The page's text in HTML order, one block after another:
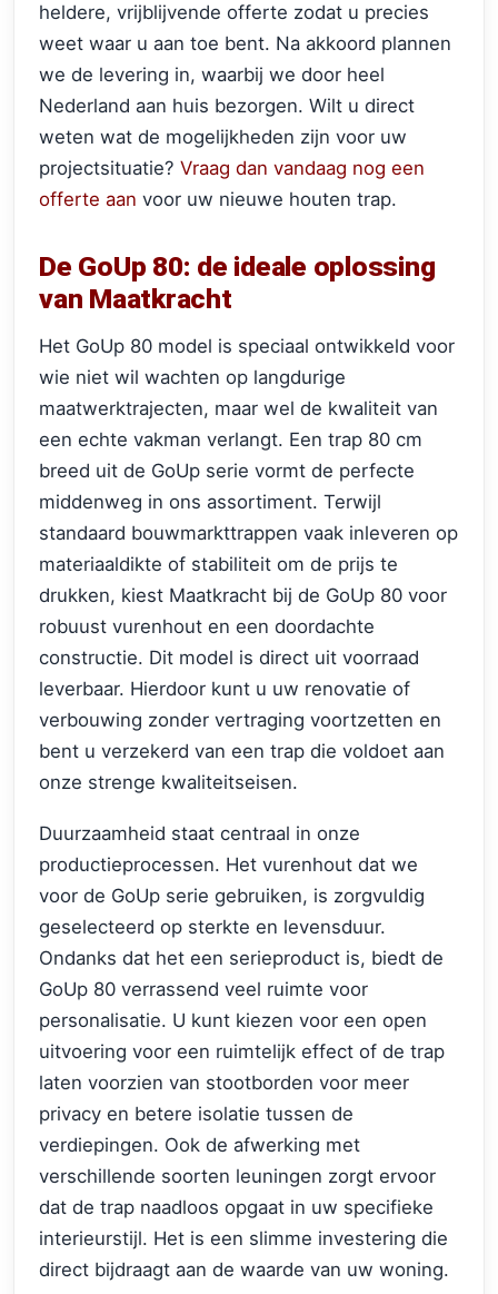
heldere, vrijblijvende offerte zodat u precies
weet waar u aan toe bent. Na akkoord plannen
we de levering in, waarbij we door heel
Nederland aan huis bezorgen. Wilt u direct
weten wat de mogelijkheden zijn voor uw
projectsituatie? Vraag dan vandaag nog een
offerte aan voor uw nieuwe houten trap.
De GoUp 80: de ideale oplossing
van Maatkracht
Het GoUp 80 model is speciaal ontwikkeld voor
wie niet wil wachten op langdurige
maatwerktrajecten, maar wel de kwaliteit van
een echte vakman verlangt. Een trap 80 cm
breed uit de GoUp serie vormt de perfecte
middenweg in ons assortiment. Terwijl
standaard bouwmarkttrappen vaak inleveren op
materiaaldikte of stabiliteit om de prijs te
drukken, kiest Maatkracht bij de GoUp 80 voor
robuust vurenhout en een doordachte
constructie. Dit model is direct uit voorraad
leverbaar. Hierdoor kunt u uw renovatie of
verbouwing zonder vertraging voortzetten en
bent u verzekerd van een trap die voldoet aan
onze strenge kwaliteitseisen.
Duurzaamheid staat centraal in onze
productieprocessen. Het vurenhout dat we
voor de GoUp serie gebruiken, is zorgvuldig
geselecteerd op sterkte en levensduur.
Ondanks dat het een serieproduct is, biedt de
GoUp 80 verrassend veel ruimte voor
personalisatie. U kunt kiezen voor een open
uitvoering voor een ruimtelijk effect of de trap
laten voorzien van stootborden voor meer
privacy en betere isolatie tussen de
verdiepingen. Ook de afwerking met
verschillende soorten leuningen zorgt ervoor
dat de trap naadloos opgaat in uw specifieke
interieurstijl. Het is een slimme investering die
direct bijdraagt aan de waarde van uw woning.